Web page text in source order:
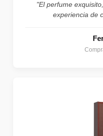
"El perfume
experiencia de